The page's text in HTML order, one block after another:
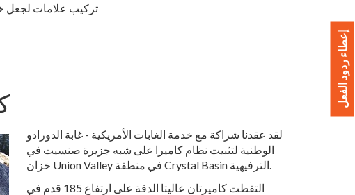
تركيب علامات لجعل
لقد عقدنا شراكة مع خدمة الغابات الأمريكية - غابة الدورادو
الوطنية لتثبيت نظام كاميرا على شبه جزيرة صنسيت في
خزان Union Valley في منطقة Crystal Basin الترفيهية.
التقطت كاميرتان عاليتا الدقة على ارتفاع 185 قدم في
إعطاء ردود الفعل